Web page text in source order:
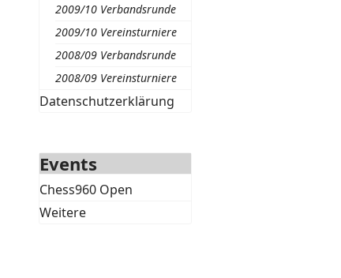
2009/10 Verbandsrunde
2009/10 Vereinsturniere
2008/09 Verbandsrunde
2008/09 Vereinsturniere
Datenschutzerklärung
Events
Chess960 Open
Weitere